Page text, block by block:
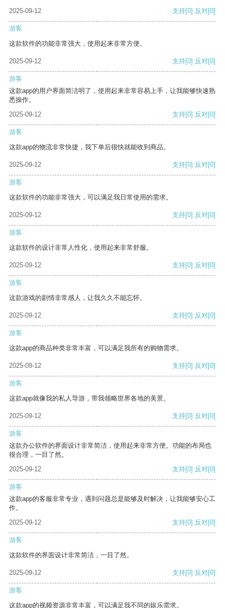
2025-09-12 支持[0] 反对[0]
游客
这款软件的功能非常强大，使用起来非常方便。
2025-09-12 支持[0] 反对[0]
游客
这款app的用户界面简洁明了，使用起来非常容易上手，让我能够快速熟
悉操作。
2025-09-12
支持[0] 反对[0]
游客
这款app的物流非常快捷，我下单后很快就能收到商品。
2025-09-12 支持[0] 反对[0]
游客
这款软件的功能非常强大，可以满足我日常使用的需求。
2025-09-12 支持[0] 反对[0]
游客
这款软件的设计非常人性化，使用起来非常舒服。
2025-09-12 支持[0] 反对[0]
游客
这款游戏的剧情非常感人，让我久久不能忘怀。
2025-09-12 支持[0] 反对[0]
游客
这款app的商品种类非常丰富，可以满足我所有的购物需求。
2025-09-12 支持[0] 反对[0]
游客
这款app就像我的私人导游，带我领略世界各地的美景。
2025-09-12 支持[0] 反对[0]
游客
这款办公软件的界面设计非常简洁，使用起来非常方便。功能的布局也
很合理，一目了然。
2025-09-12
支持[0] 反对[0]
游客
这款app的客服非常专业，遇到问题总是能够及时解决，让我能够安心工
作。
2025-09-12
支持[0] 反对[0]
游客
这款软件的界面设计非常简洁，一目了然。
2025-09-12 支持[0] 反对[0]
游客
这款app的视频资源非常丰富，可以满足我不同的娱乐需求。